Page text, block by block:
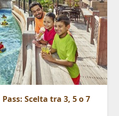
Scelta tra 3, 5 o 7